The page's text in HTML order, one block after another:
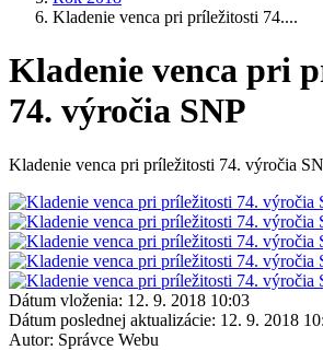
Kladenie venca pri príležitosti 74....
Kladenie venca pri
74. výročia SNP
Kladenie venca pri príležitosti 74. výročia
Dátum vloženia: 12. 9. 2018 10:03
Dátum poslednej aktualizácie: 12. 9. 2018
Autor: Správce Webu